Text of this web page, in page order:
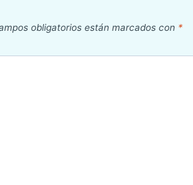
obligatorios están marcados con *